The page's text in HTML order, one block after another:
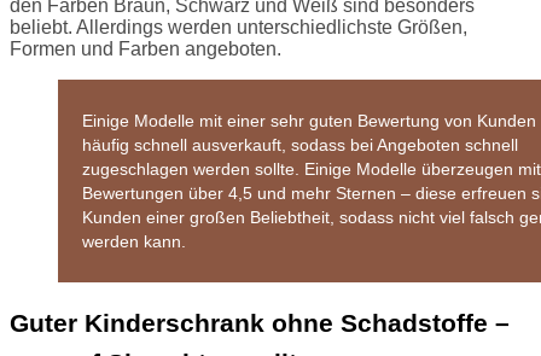
den Farben Braun, Schwarz und Weiß sind besonders
beliebt. Allerdings werden unterschiedlichste Größen,
Formen und Farben angeboten.
Einige Modelle mit einer sehr guten Bewertung von Kunden
häufig schnell ausverkauft, sodass bei Angeboten schnell
zugeschlagen werden sollte. Einige Modelle überzeugen mit
Bewertungen über 4,5 und mehr Sternen – diese erfreuen
Kunden einer großen Beliebtheit, sodass nicht viel falsch
werden kann.
Guter Kinderschrank ohne Schadstoffe –